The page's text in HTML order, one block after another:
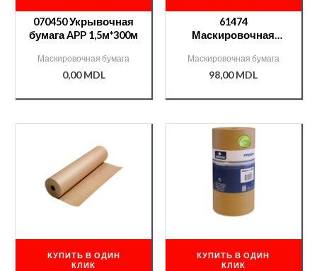
070450 Укрывочная
бумага APP 1,5м*300м
Маскировочная бумага
0,00MDL
61474
Маскировочная
60см*22.5м
Маскировочная бумага
98,00MDL
КУПИТЬ В ОДИН
КЛИК
КУПИТЬ В ОДИН
КЛИК